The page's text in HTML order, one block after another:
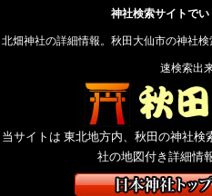
神社検索サイトで
北畑神社の詳細情報。秋田大仙市の神社
速検索出
当サイトは 東北地方内、秋田の神社
社の地図付き詳細情